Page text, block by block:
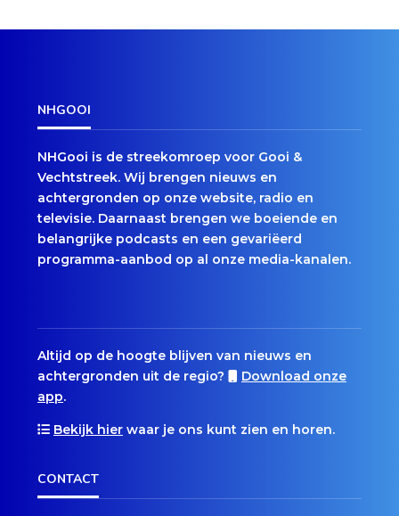
NHGOOI
NHGooi is de streekomroep voor Gooi &
Vechtstreek. Wij brengen nieuws en
achtergronden op onze website, radio en
televisie. Daarnaast brengen we boeiende en
belangrijke podcasts en een gevariëerd
programma-aanbod op al onze media-kanalen.
Altijd op de hoogte blijven van nieuws en
achtergronden uit de regio?
Download onze
app.
Bekijk hier waar je ons kunt zien en horen.
CONTACT